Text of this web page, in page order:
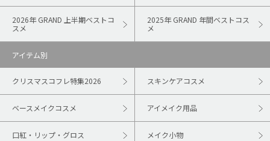
2026年 GRAND 上半期ベストコ
スメ
2025年 GRAND 年間ベストコス
メ
アイテム別
クリスマスコフレ特集2026 スキンケアコスメ
ベースメイクコスメ アイメイク用品
口紅・リップ・グロス メイク小物